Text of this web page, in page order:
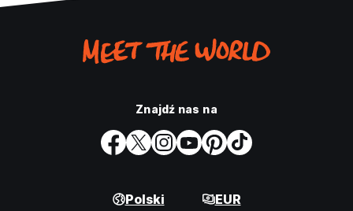
Znajdź nas na
Polski EUR